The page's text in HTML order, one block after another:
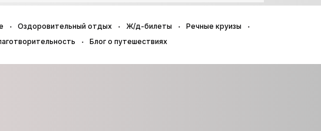
Оздоровительный отдых Ж/д-билеты
Речные круизы
Блог о путешествиях